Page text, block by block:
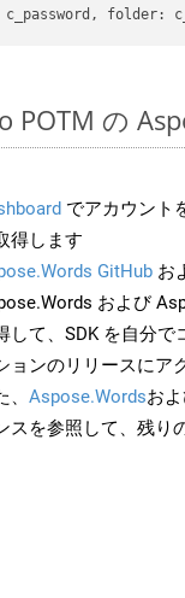
folder
POTM の
でアカウント
得します
GitHub お
および
して、SDK を自分
ョンのリリースにア
、 Aspose.Wordsお
スを参照して、残り